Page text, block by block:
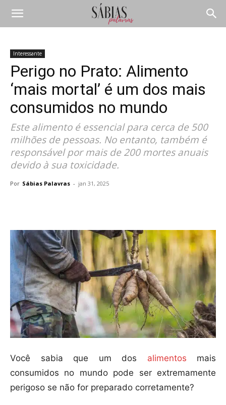
Interessante
Perigo no Prato: Alimento
‘mais mortal’ é um dos mais
consumidos no mundo
Este alimento é essencial para cerca de 500
milhões de pessoas. No entanto, também é
responsável por mais de 200 mortes anuais
devido à sua toxicidade.
Por Sábias Palavras - jan 31, 2025
Você sabia que um dos alimentos mais
consumidos no mundo pode ser extremamente
perigoso se não for preparado corretamente?